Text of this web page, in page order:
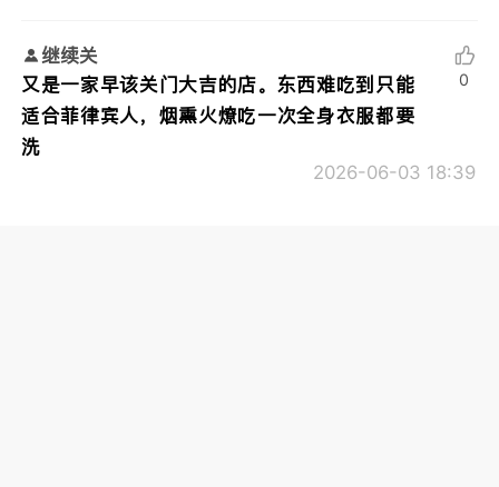
继续关
又是一家早该关门大吉的店。东西难吃到只能
适合菲律宾人，烟熏火燎吃一次全身衣服都要
洗
2026-06-03 18:39
0